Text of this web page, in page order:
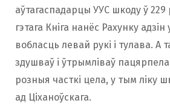
аўтагаспадарцы УУС шкоду ў 229
гэтага Кніга нанёс Рахунку
вобласць левай рукі і тулава. А
здушваў і ўтрымліваў
розныя часткі цела, у тым ліку
ад Ціханоўскага.